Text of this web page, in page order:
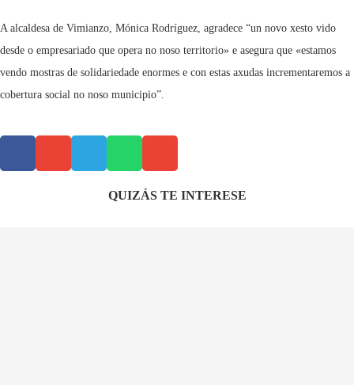
A alcaldesa de Vimianzo, Mónica Rodríguez, agradece “un novo xesto vido
desde o empresariado que opera no noso territorio» e asegura que «estamos
vendo mostras de solidariedade enormes e con estas axudas incrementaremos a
cobertura social no noso municipio”.
QUIZÁS TE INTERESE